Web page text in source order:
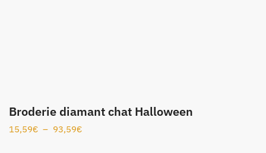
Broderie diamant chat Halloween
15,59€ – 93,59€